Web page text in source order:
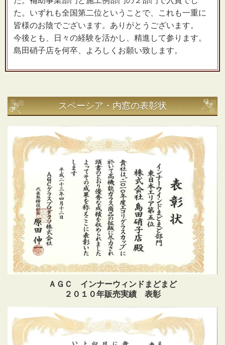
た。いずれも全国第二位ということで、これも一重に
皆様のお陰でございます。ありがとうございます。
今後とも、日々の経験を活かし、精進して参ります。
島田硝子店を何卒、よろしくお願い致します。
スペーシア・内窓の表彰状
ＡＧＣ インナーウィンドまどまど
２０１０年販売実績 表彰